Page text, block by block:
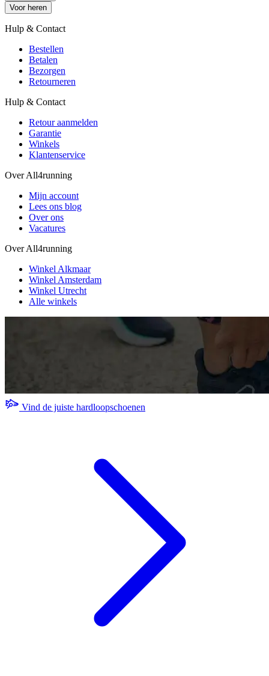
Voor heren
Hulp & Contact
Bestellen
Betalen
Bezorgen
Retourneren
Hulp & Contact
Retour aanmelden
Garantie
Winkels
Klantenservice
Over All4running
Mijn account
Lees ons blog
Over ons
Vacatures
Over All4running
Winkel Alkmaar
Winkel Amsterdam
Winkel Utrecht
Alle winkels
Vind de juiste hardloopschoenen